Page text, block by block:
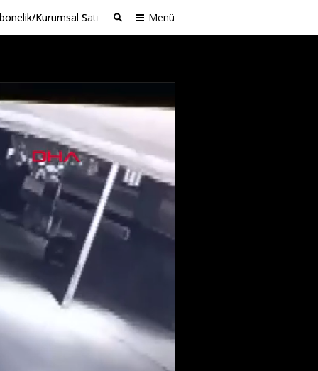
Kurumsal Satış Menü